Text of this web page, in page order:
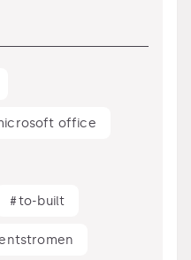
office
#to-built